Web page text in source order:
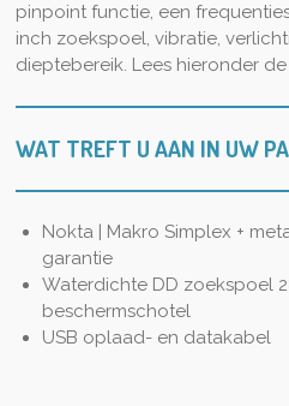
pinpoint functie, een
inch zoekspoel, vibratie,
dieptebereik. Lees hieronder
WAT TREFT U AAN IN UW
Nokta | Makro Simplex +
garantie
Waterdichte DD zoekspoel
beschermschotel
USB oplaad- en datakabel